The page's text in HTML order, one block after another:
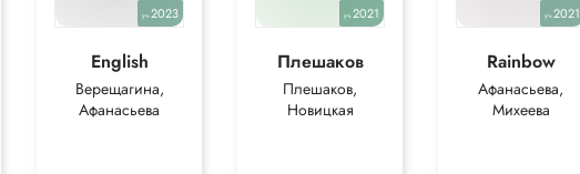
уч.2023
English
Верещагина,
Афанасьева
уч.2021
Плешаков
Плешаков,
Новицкая
уч.2021
Rainbow
Афанасьева,
Михеева